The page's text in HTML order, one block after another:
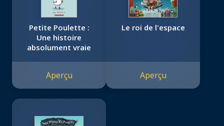
Petite Poulette :
Une histoire
absolument vraie
Aperçu
Le roi de l'espace
Aperçu